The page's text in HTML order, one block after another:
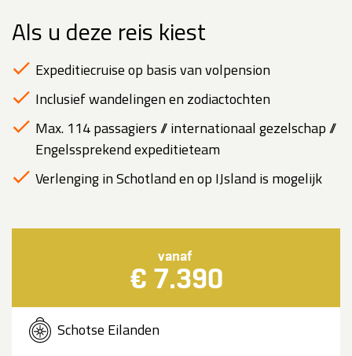
Als u deze reis kiest
Expeditiecruise op basis van volpension
Inclusief wandelingen en zodiactochten
Max. 114 passagiers // internationaal gezelschap //
Engelssprekend expeditieteam
Verlenging in Schotland en op IJsland is mogelijk
vanaf
€ 7.390
Schotse Eilanden